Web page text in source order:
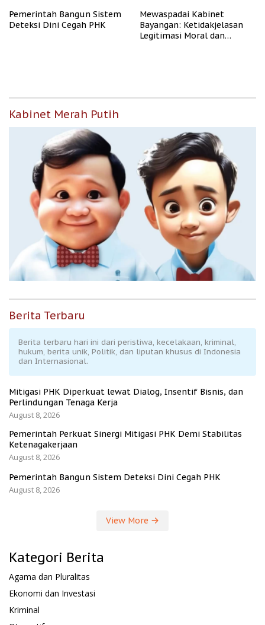
Pemerintah Bangun Sistem
Deteksi Dini Cegah PHK
Mewaspadai Kabinet
Bayangan: Ketidakjelasan
Legitimasi Moral dan
Kabinet Merah Putih
Berita Terbaru
Berita terbaru hari ini dari peristiwa, kecelakaan, kriminal,
hukum, berita unik, Politik, dan liputan khusus di Indonesia
dan Internasional.
Mitigasi PHK Diperkuat lewat Dialog, Insentif Bisnis, dan
Perlindungan Tenaga Kerja
August 8, 2026
Pemerintah Perkuat Sinergi Mitigasi PHK Demi Stabilitas
Ketenagakerjaan
August 8, 2026
Pemerintah Bangun Sistem Deteksi Dini Cegah PHK
August 8, 2026
View More
Kategori Berita
Agama dan Pluralitas
Ekonomi dan Investasi
Kriminal